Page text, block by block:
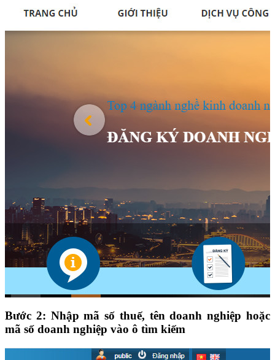
Bước 2: Nhập mã số thuế, tên doanh nghiệp hoặc
mã số doanh nghiệp vào ô tìm kiếm